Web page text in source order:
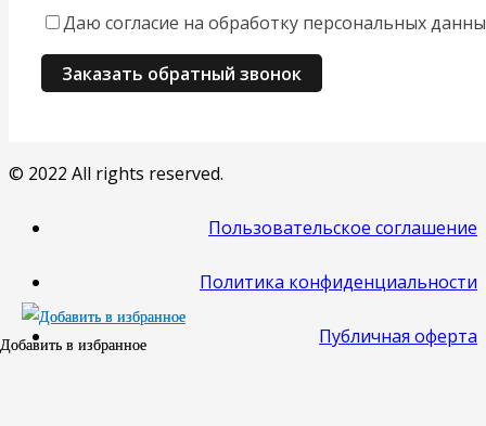
Добавить в избранное
Добавить в избранное
Даю согласие на обработку персональных
© 2022 All rights reserved.
Пользовательское соглашение
Политика конфиденциальности
Публичная оферта